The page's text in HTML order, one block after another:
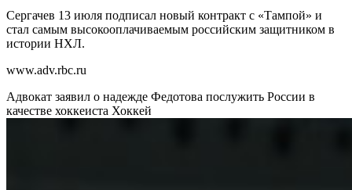
Сергачев 13 июля подписал новый контракт с «Тампой» и
стал самым высокооплачиваемым российским защитником в
истории НХЛ.
www.adv.rbc.ru
Адвокат заявил о надежде Федотова послужить России в
качестве хоккеиста Хоккей